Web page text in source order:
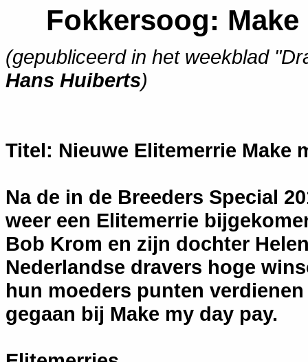
Fokkersoog:
(gepubliceerd in het weekblad
Hans Huiberts)
Titel: Nieuwe Elitemerrie Make
Na de in de Breeders Special
weer een Elitemerrie
Bob Krom en zijn dochter
Nederlandse dravers hoge
hun moeders punten
gegaan bij Make my day pay.